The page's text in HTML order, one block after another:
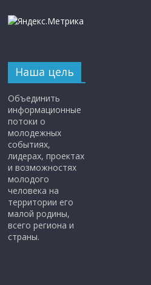
Наша цель
Объединить
информационные
потоки о
молодежных
событиях,
лидерах, проектах
и возможностях
молодого
человека на
территории его
малой родины,
всего региона и
страны.